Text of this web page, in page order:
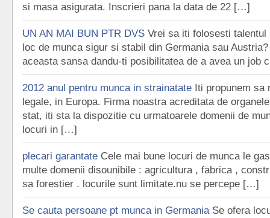
si masa asigurata. Inscrieri pana la data de 22 […]
UN AN MAI BUN PTR DVS Vrei sa iti folosesti
loc de munca sigur si stabil din Germania sau
aceasta sansa dandu-ti posibilitatea de a avea un job
2012 anul pentru munca in strainatate Iti propunem sa
legale, in Europa. Firma noastra acreditata de
stat, iti sta la dispozitie cu urmatoarele domenii de
locuri in […]
plecari garantate Cele mai bune locuri de munca le
multe domenii disounibile : agricultura , fabrica ,
sa forestier . locurile sunt limitate.nu se percepe […]
Se cauta persoane pt munca in Germania Se ofera